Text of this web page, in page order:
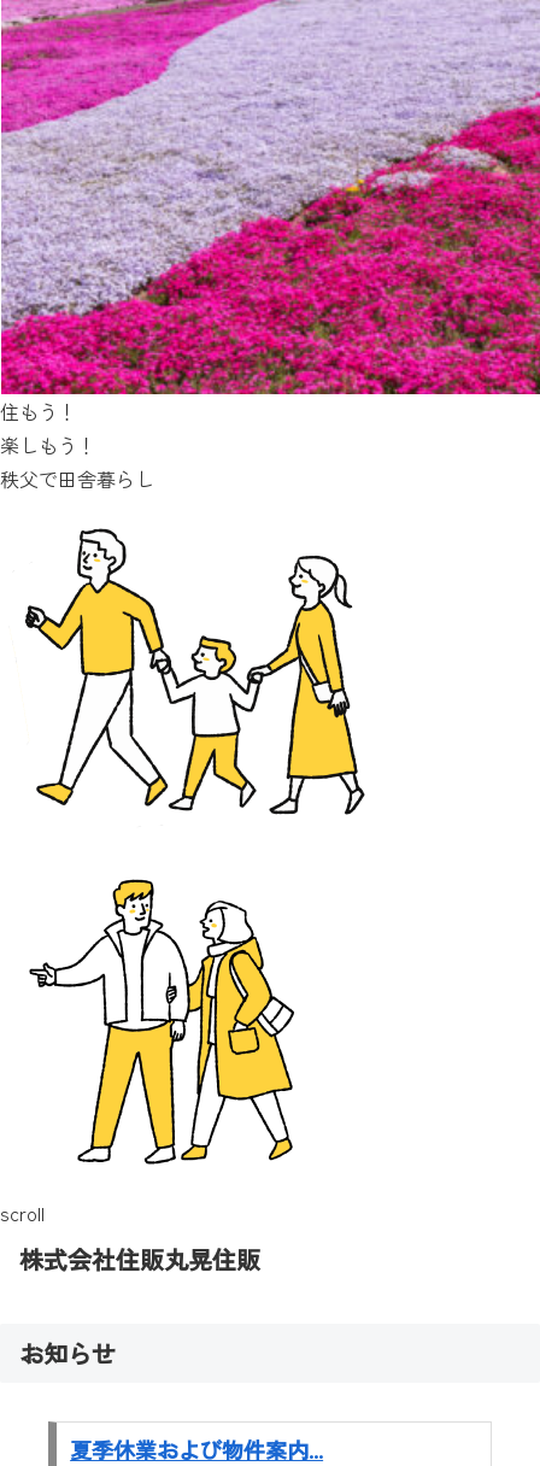
住もう！
楽しもう！
秩父で田舎暮らし
scroll
株式会社住販丸晃住販
お知らせ
夏季休業および物件案内...